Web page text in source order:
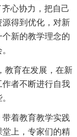
心协力，把自己
得到优化，对新
新的教学理念的
教育在发展，在新
者不断进行自我
着教育教学实践
上，专家们的精